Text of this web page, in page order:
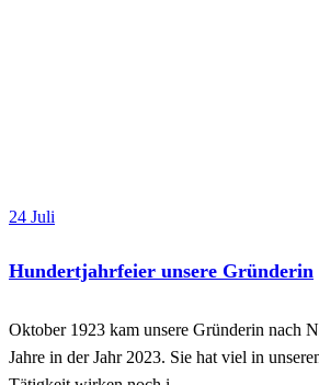
24 Juli
Hundertjahrfeier unsere Gründerin
Oktober 1923 kam unsere Gründerin nach
Jahre in der Jahr 2023. Sie hat viel in